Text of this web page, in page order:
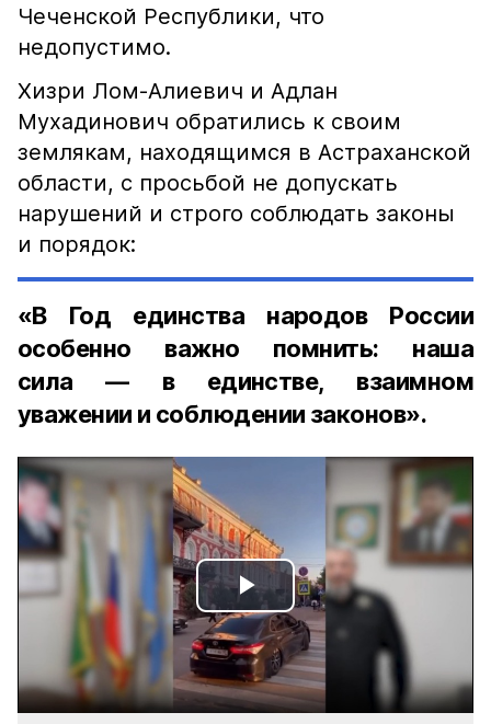
Чеченской Республики, что
недопустимо.
Хизри Лом-Алиевич и Адлан
Мухадинович обратились к своим
землякам, находящимся в Астраханской
области, с просьбой не допускать
нарушений и строго соблюдать законы
и порядок:
«В Год единства народов России
особенно важно помнить: наша
сила — в единстве, взаимном
уважении и соблюдении законов».
Play
Video